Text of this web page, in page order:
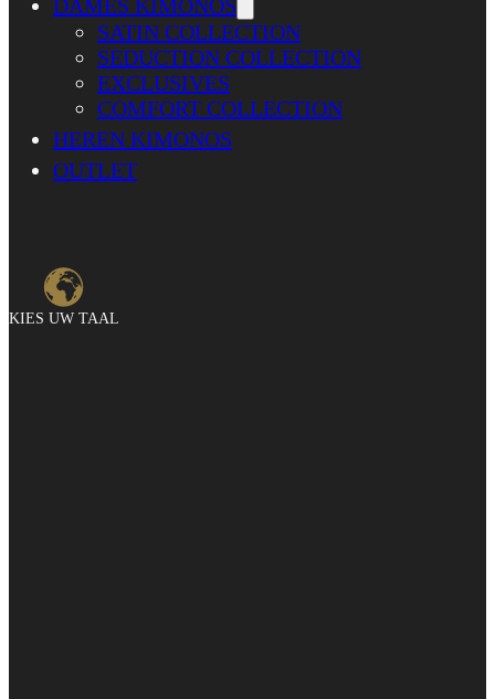
DAMES KIMONOS
SATIN COLLECTION
SEDUCTION COLLECTION
EXCLUSIVES
COMFORT COLLECTION
HEREN KIMONOS
OUTLET
KIES UW TAAL